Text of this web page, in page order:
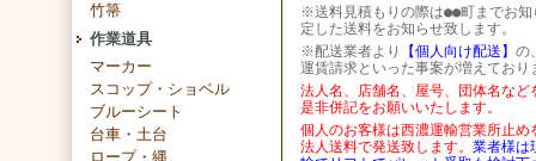
竹箒
作業道具
マーカー
スコップ・ショベル
ブルーシート
台車・土台
ロープ・縄
※送料見積もりの際は●●町までお知
定した送料をお知らせ致します。
※配送業者より
【個人向け配送】 の
運賃請求といった事案が増えており
法人名、店舗名、屋号、団体名など
是非併記をお願いいたします。
個人のお客様は西濃運輸営業所止め
法人送料で発送致します。 業者様は